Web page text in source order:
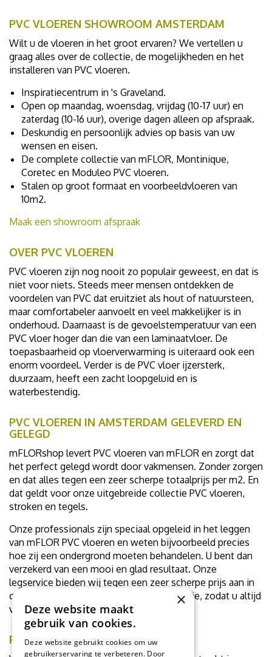
PVC VLOEREN SHOWROOM AMSTERDAM
Wilt u de vloeren in het groot ervaren? We vertellen u
graag alles over de collectie, de mogelijkheden en het
installeren van PVC vloeren.
Inspiratiecentrum in 's Graveland.
Open op maandag, woensdag, vrijdag (10-17 uur) en
zaterdag (10-16 uur), overige dagen alleen op afspraak.
Deskundig en persoonlijk advies op basis van uw
wensen en eisen.
De complete collectie van mFLOR, Montinique,
Coretec en Moduleo PVC vloeren.
Stalen op groot formaat en voorbeeldvloeren van
10m2.
Maak een showroom afspraak
OVER PVC VLOEREN
PVC vloeren zijn nog nooit zo populair geweest, en dat is
niet voor niets. Steeds meer mensen ontdekken de
voordelen van PVC dat eruitziet als hout of natuursteen,
maar comfortabeler aanvoelt en veel makkelijker is in
onderhoud. Daarnaast is de gevoelstemperatuur van een
PVC vloer hoger dan die van een laminaatvloer. De
toepasbaarheid op vloerverwarming is uiteraard ook een
enorm voordeel. Verder is de PVC vloer ijzersterk,
duurzaam, heeft een zacht loopgeluid en is
waterbestendig.
PVC VLOEREN IN AMSTERDAM GELEVERD EN
GELEGD
mFLORshop levert PVC vloeren van mFLOR en zorgt dat
het perfect gelegd wordt door vakmensen. Zonder zorgen
en dat alles tegen een zeer scherpe totaalprijs per m2. En
dat geldt voor onze uitgebreide collectie PVC vloeren,
stroken en tegels.
Onze professionals zijn speciaal opgeleid in het leggen
van mFLOR PVC vloeren en weten bijvoorbeeld precies
hoe zij een ondergrond moeten behandelen. U bent dan
verzekerd van een mooi en glad resultaat. Onze
legservice bieden wij tegen een zeer scherpe prijs aan in
combinatie met een vloer uit onze collectie, zodat u altijd
voordelig uit bent.
PVC STALENSERVICE
×
Deze website maakt
gebruik van cookies.
Deze website gebruikt cookies om uw
gebruikerservaring te verbeteren. Door